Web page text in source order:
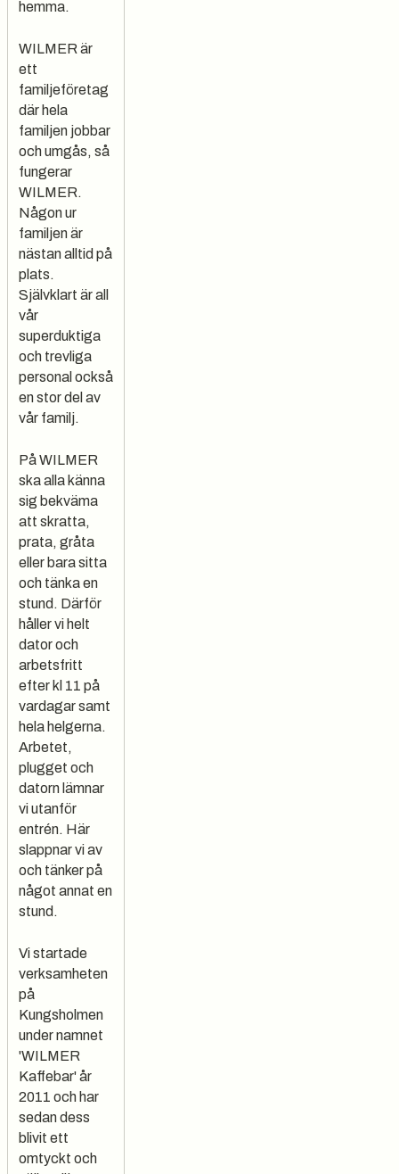
hemma.
WILMER är
ett
familjeföretag
där hela
familjen jobbar
och umgås, så
fungerar
WILMER.
Någon ur
familjen är
nästan alltid på
plats.
Självklart är all
vår
superduktiga
och trevliga
personal också
en stor del av
vår familj.
På WILMER
ska alla känna
sig bekväma
att skratta,
prata, gråta
eller bara sitta
och tänka en
stund. Därför
håller vi helt
dator och
arbetsfritt
efter kl 11 på
vardagar samt
hela helgerna.
Arbetet,
plugget och
datorn lämnar
vi utanför
entrén. Här
slappnar vi av
och tänker på
något annat en
stund.
Vi startade
verksamheten
på
Kungsholmen
under namnet
'WILMER
Kaffebar' år
2011 och har
sedan dess
blivit ett
omtyckt och